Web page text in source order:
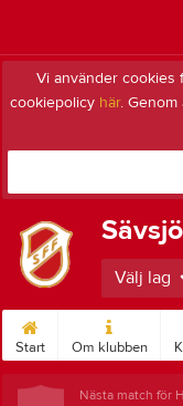
Vi använder cookies
cookiepolicy här. Genom
Välj lag
Start Om klubben
Nästa match för